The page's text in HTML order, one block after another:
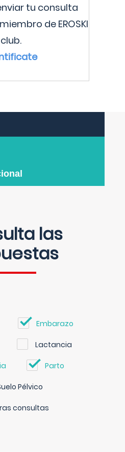
tu consulta
de EROSKI
club.
las
Embarazo
Lactancia
Parto
Pélvico
consultas